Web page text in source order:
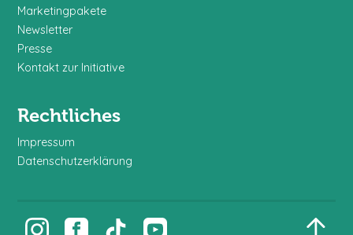
Marketingpakete
Newsletter
Presse
Kontakt zur Initiative
Rechtliches
Impressum
Datenschutzerklärung